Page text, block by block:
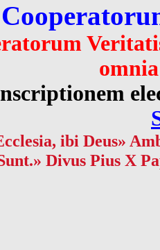
ibi Deus»
Divus Pius X